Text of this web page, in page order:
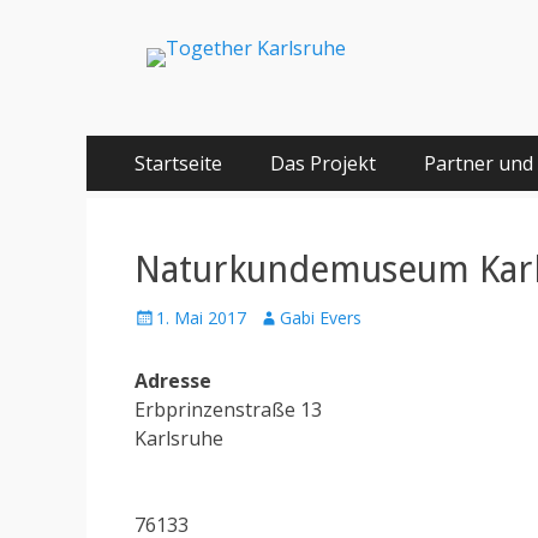
Together Karlsruhe
Integration von jungen Menschen mit
Primäres Menü
zum
Startseite Das Projekt Partner
Naturkundemuseum
Posted
1. Mai 2017 Author
Gabi Evers
Adresse
Erbprinzenstraße 13
Karlsruhe
76133